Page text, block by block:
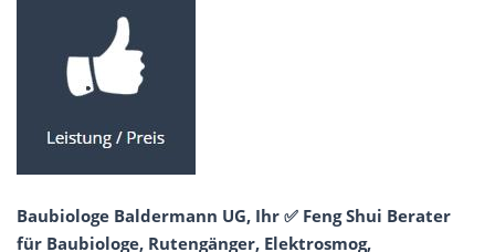
Baubiologe Baldermann UG, Ihr ✅ Feng Shui Berater
für Baubiologe, Rutengänger, Elektrosmog,